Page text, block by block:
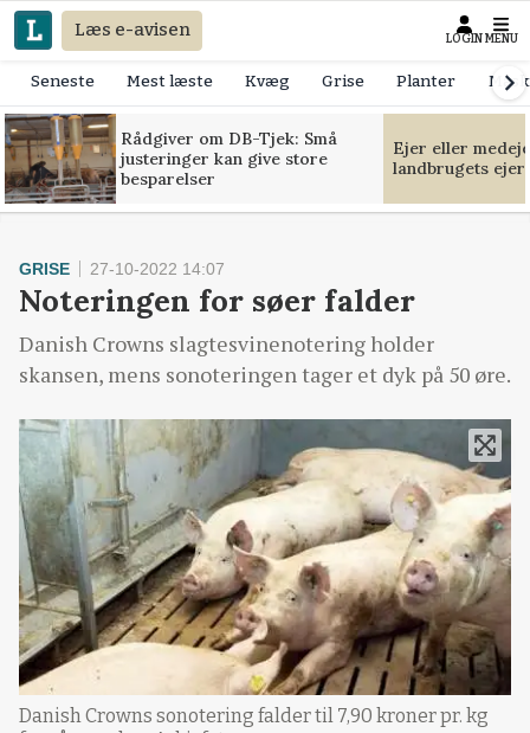
Læs e-avisen LOGIN MENU
Seneste Mest læste Kvæg Grise Planter
Rådgiver om DB-Tjek: Små
justeringer kan give store
besparelser
Ejer eller
landbrugets
GRISE 27-10-2022 14:07
Noteringen for søer falder
Danish Crowns slagtesvinenotering holder
skansen, mens sonoteringen tager et dyk på 50 øre.
Danish Crowns sonotering falder til 7,90 kroner pr. kg